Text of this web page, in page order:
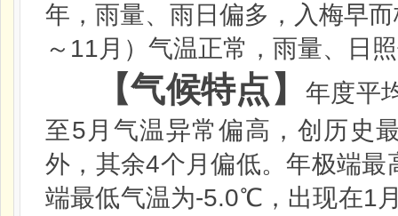
年，雨量、雨日偏多，入梅早
～ 11月）气温正常，雨量、日
【气候特点】年度平
至5 月气温异常偏高，创历史
外，其余4个月偏低。年极端最
端最低气温为-5.0℃ ，出现在1